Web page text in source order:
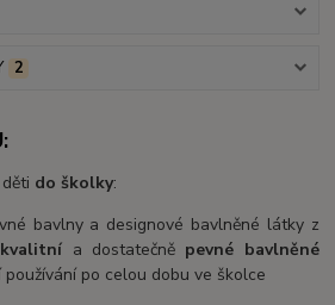
2
do školky:
bavlny a designové bavlněné látky z
kvalitní a dostatečně pevné bavlněné
používání po celou dobu ve školce